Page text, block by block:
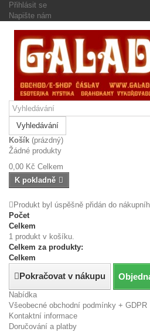
Přihlásit se
Napište nám
Vyhledávání
Košík (prázdný)
Žádné produkty
0,00 Kč Celkem
K pokladně
Produkt byl úspěšně přidán do
Počet
Celkem
1 produkt v košíku.
Celkem za produkty:
Celkem
Pokračovat v nákupu
Nabídka
Všeobecné obchodní podmínky + GDPR
Kontaktní informace
Doručování a platby